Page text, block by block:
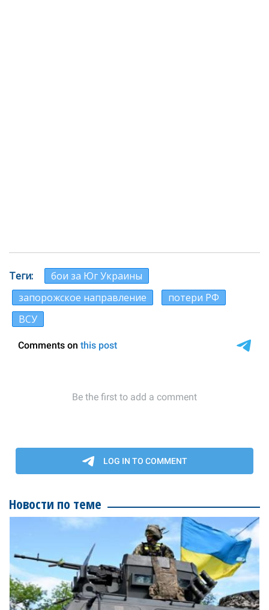
Теги
бои за Юг Украины
запорожское направление
потери РФ
ВСУ
Новости по теме